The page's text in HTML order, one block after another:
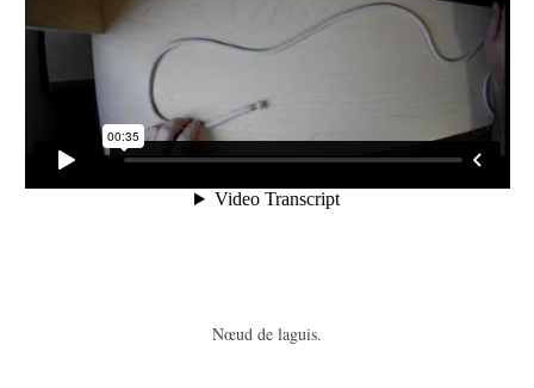
Nœud de laguis.